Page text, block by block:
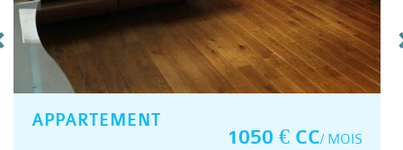
APPARTEMENT
1050 € CC/ MOIS